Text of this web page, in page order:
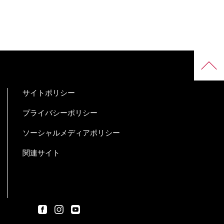
サイトポリシー
プライバシーポリシー
ソーシャルメディアポリシー
関連サイト